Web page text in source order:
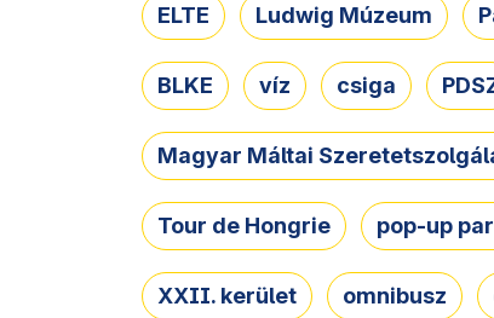
ELTE Ludwig Múzeum
BLKE víz csiga
Magyar Máltai
Tour de Hongrie pop-up
XXII. kerület omnibusz